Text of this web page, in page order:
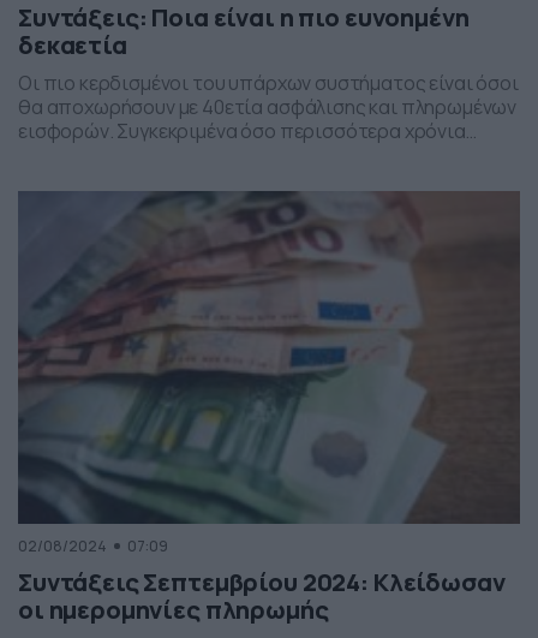
Συντάξεις: Ποια είναι η πιο ευνοημένη
δεκαετία
Οι πιο κερδισμένοι του υπάρχων συστήματος είναι όσοι
θα αποχωρήσουν με 40ετία ασφάλισης και πληρωμένων
εισφορών. Συγκεκριμένα όσο περισσότερα χρόνια
θα λάβει. Για τη συνταξιοδότηση λόγω γήρατος το
δικαίωμα συνταξιοδότησης δίνεται με τη συμπλήρωση
των ελάχιστων απαιτούμενων από τη […]
02/08/2024 07:09
Συντάξεις Σεπτεμβρίου 2024: Κλείδωσαν
οι ημερομηνίες πληρωμής